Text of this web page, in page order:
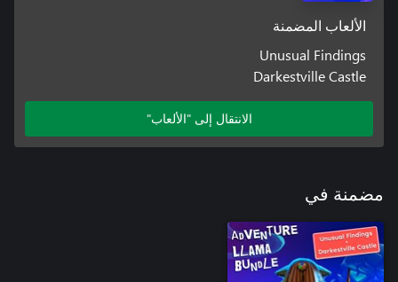
الألعاب المضمنة
Unusual Findings
Darkestville Castle
الانتقال إلى "الألعاب"
مضمنة في